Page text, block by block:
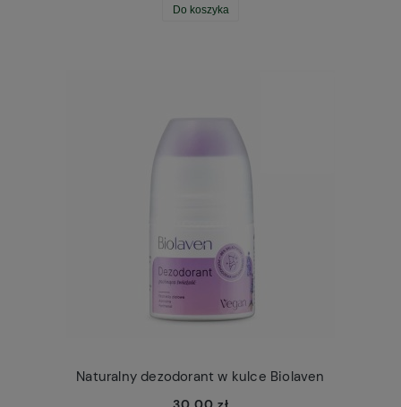
Do koszyka
Naturalny dezodorant w kulce Biolaven